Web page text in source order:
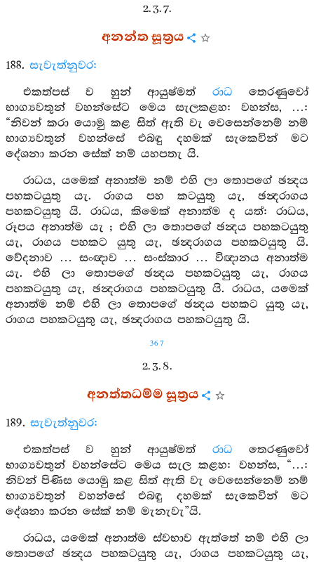
2. 3. 7.
අනන්ත සූත්‍රය
188. සැවැත්නුවර:
එකත්පස් ව හුන් ආයුෂ්මත් රාධ තෙරණුවෝ
භාග්‍යවතුන් වහන්සේට මෙය සැලකළහ: වහන්ස, …:
“නිවන් කරා යොමු කළ සිත් ඇති වැ වෙසෙන්නෙම් නම්
භාග්‍යවතුන් වහන්සේ එබඳු දහමක් සැකෙවින් මට
දේශනා කරන සේක් නම් යහපතැ යි.
රාධය, යමෙක් අනාත්ම නම් එහි ලා තොපගේ ඡන්‍දය
පහකටයුතු යැ. රාගය පහ කටයුතු යැ, ඡන්‍දරාගය
පහකටයුතු යි. රාධය, කිමෙක් අනාත්ම ද යත්: රාධය,
රූපය අනාත්ම යැ ; එහි ලා තොපගේ ඡන්‍දය පහකටයුතු
යැ, රාගය පහකට යුතු යැ, ඡන්‍දරාගය පහකටයුතු යි.
වේදනාව … සංඥාව … සංස්කාර … විඥානය අනාත්ම
යැ. එහි ලා තොපගේ ඡන්‍දය පහකටයුතු යැ, රාගය
පහකටයුතු යැ, ඡන්‍දරාගය පහකටයුතු යි. රාධය, යමෙක්
අනාත්ම නම් එහි ලා තොපගේ ඡන්‍දය පහකට යුතු යැ,
රාගය පහකටයුතු යැ, ඡන්‍දරාගය පහකටයුතු යි.
367
2. 3. 8.
අනත්තධම්ම සූත්‍රය
189. සැවැත්නුවර:
එකත්පස් ව හුන් ආයුෂ්මත් රාධ තෙරණුවෝ
භාග්‍යවතුන් වහන්සේට මෙය සැල කළහ: වහන්ස, “…:
නිවන් පිණිස යොමු කළ සිත් ඇති වැ වෙසෙන්නෙම් නම්
භාග්‍යවතුන් වහන්සේ එබඳු දහමක් සැකෙවින් මට
දේශනා කරන සේක් නම් මැනැවැ”යි.
රාධය, යමෙක් අනාත්ම ස්වභාව ඇත්තේ නම් එහි ලා
තොපගේ ඡන්‍දය පහකටයුතු යැ, රාගය පහකටයුතු යැ,